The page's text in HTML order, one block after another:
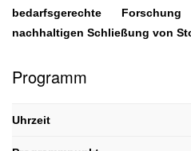
bedarfsgerechte
nachhaltigen Schließung von
Programm
Uhrzeit